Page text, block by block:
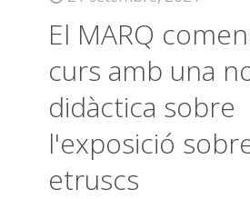
El MARQ
curs amb una
didàctica sobre
l'exposició
etruscs